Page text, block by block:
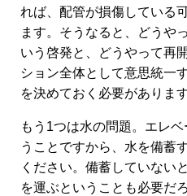
れば、配管が損傷している
ます。そうなると、どうや
いう啓発と、どうやって再
ション全体として意思統一
を決めておく必要がありま
もう1つは水の問題。エレ
うことですから、水を備蓄
ください。備蓄していない
を運ぶということも必要だ